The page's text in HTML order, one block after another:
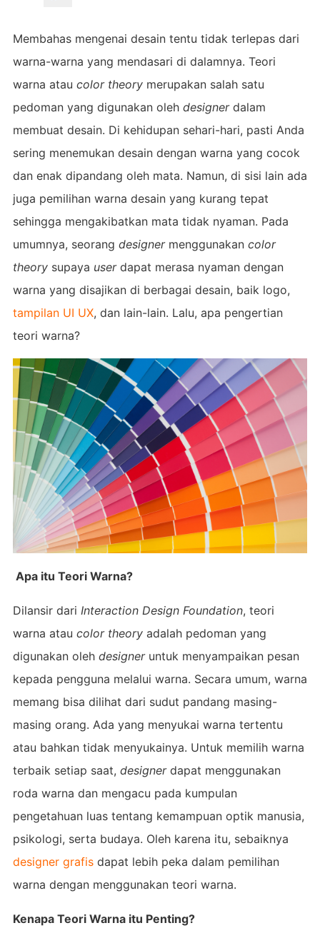
Membahas mengenai desain tentu tidak terlepas dari
warna-warna yang mendasari di dalamnya. Teori
warna atau color theory merupakan salah satu
pedoman yang digunakan oleh designerdalam
membuat desain. Di kehidupan sehari-hari, pasti Anda
sering menemukan desain dengan warna yang cocok
dan enak dipandang oleh mata. Namun, di sisi lain ada
juga pemilihan warna desain yang kurang tepat
sehingga mengakibatkan mata tidak nyaman. Pada
umumnya, seorang designermenggunakan color
theorysupaya userdapat merasa nyaman dengan
warna yang disajikan di berbagai desain, baik logo,
tampilan UI UX, dan lain-lain. Lalu, apa pengertian
teori warna?
Apa itu Teori Warna?
Dilansir dari Interaction Design Foundation, teori
warna atau color theoryadalah pedoman yang
digunakan oleh designeruntuk menyampaikan pesan
kepada pengguna melalui warna. Secara umum, warna
memang bisa dilihat dari sudut pandang masing-
masing orang. Ada yang menyukai warna tertentu
atau bahkan tidak menyukainya. Untuk memilih warna
terbaik setiap saat, designer dapat menggunakan
roda warna dan mengacu pada kumpulan
pengetahuan luas tentang kemampuan optik manusia,
psikologi, serta budaya. Oleh karena itu, sebaiknya
designer grafisdapat lebih peka dalam pemilihan
warna dengan menggunakan teori warna.
Kenapa Teori Warna itu Penting?